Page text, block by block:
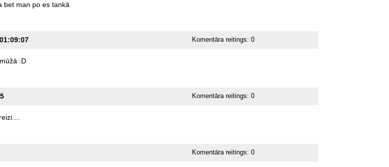
bet man po es tankā
Komentāra reitings:0
mūžā :D
Komentāra reitings:0
reizi....
Komentāra reitings:0